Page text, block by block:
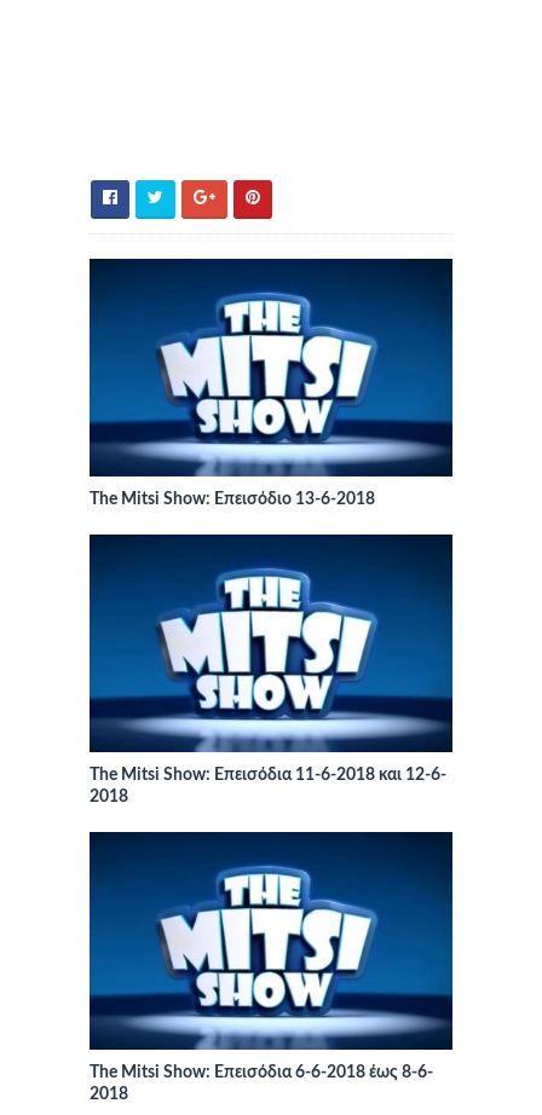
The Mitsi Show: Επεισόδιο 13-6-2018
The Mitsi Show: Επεισόδια 11-6-2018 και 12-6-
2018
The Mitsi Show: Επεισόδια 6-6-2018 έως 8-6-
2018